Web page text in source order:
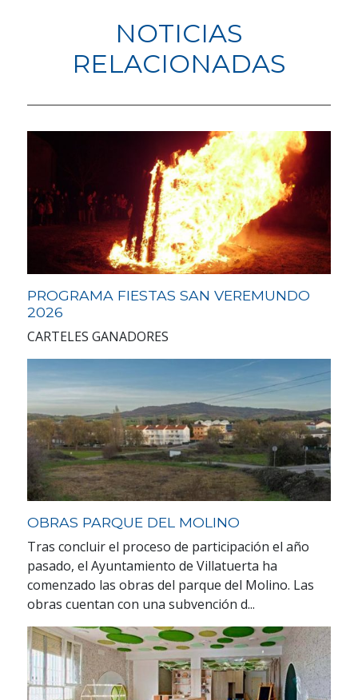
NOTICIAS
RELACIONADAS
PROGRAMA FIESTAS SAN VEREMUNDO
2026
CARTELES GANADORES
OBRAS PARQUE DEL MOLINO
Tras concluir el proceso de participación el año
pasado, el Ayuntamiento de Villatuerta ha
comenzado las obras del parque del Molino. Las
obras cuentan con una subvención d...